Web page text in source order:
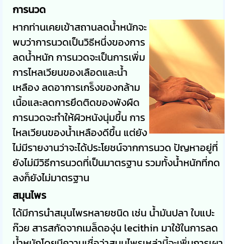
การนวด
หากท่านเคยเข้าสถานลดน้ำหนักจะ
พบว่าการนวดเป็นวิธีหนึ่งของการ
ลดน้ำหนัก การนวดจะเป็นการเพิ่ม
การไหลเวียนของเลือดและน้ำ
เหลือง ลดอาการเกร็งของกล้าม
เนื้อและลดการยึดติดของพังผืด
การนวดจะทำให้ผิวหนังนุ่มขึ้น การ
ไหลเวียนของน้ำเหลืองดีขึ้น แต่ยัง
ไม่มีรายงานว่าจะได้ประโยชน์จากการนวด ปัญหาอยู่ที่
ยังไม่มีวิธีการนวดที่เป็นมาตรฐาน รวมทั้งน้ำหนักที่กด
ลงก็ยังไม่มาตรฐาน
สมุนไพร
ได้มีการนำสมุนไพรหลายชนิด เช่น น้ำมันปลา ใบแปะ
ก๊วย สารสกัดจากเมล็ดองุ่น lecithin มาใช้ในการลด